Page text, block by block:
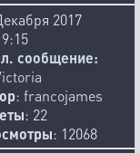
2017
сообщение:
: francojames
: 22
: 12068